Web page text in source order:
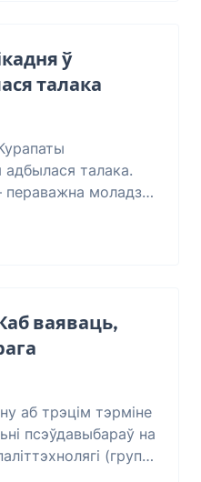
ў
талака
адбылася талака.
пераважна моладзь
пацярпелыя за
ваяваць,
аб трэцім тэрміне
псэўдавыбараў на
(група